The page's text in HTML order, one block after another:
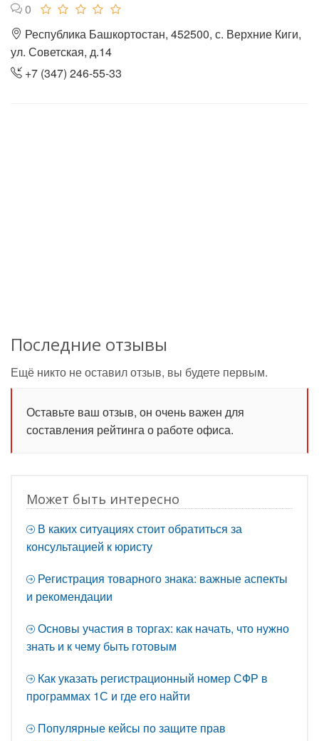
0
Республика Башкортостан, 452500, с. Верхние Киги,
ул. Советская, д.14
+7 (347) 246-55-33
Последние отзывы
Ещё никто не оставил отзыв, вы будете первым.
Оставьте ваш отзыв, он очень важен для
составления рейтинга о работе офиса.
Может быть интересно
В каких ситуациях стоит обратиться за
консультацией к юристу
Регистрация товарного знака: важные аспекты
и рекомендации
Основы участия в торгах: как начать, что нужно
знать и к чему быть готовым
Как указать регистрационный номер СФР в
программах 1С и где его найти
Популярные кейсы по защите прав